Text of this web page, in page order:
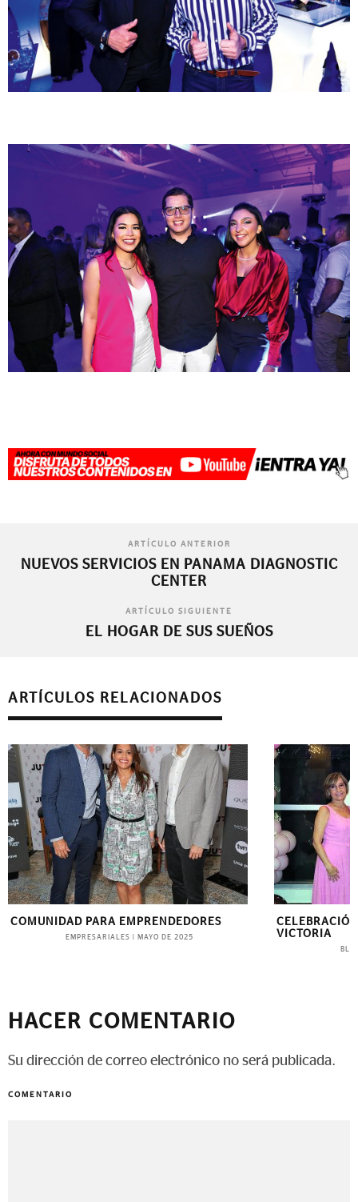
ARTÍCULO ANTERIOR
NUEVOS SERVICIOS EN PANAMA DIAGNOSTIC
CENTER
ARTÍCULO SIGUIENTE
EL HOGAR DE SUS SUEÑOS
ARTÍCULOS RELACIONADOS
CELEBRACIÓN EN HONOR A ISABELLA
VICTORIA
HACER COMENTARIO
Su dirección de correo electrónico no será publicada.
COMENTARIO